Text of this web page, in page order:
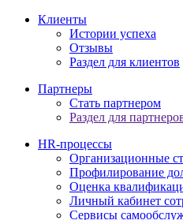
Клиенты
Истории успеха
Отзывы
Раздел для клиентов
Партнеры
Стать партнером
Раздел для
HR-процессы
Организационные
Профилирование
Оценка
Личный кабинет
Сервисы